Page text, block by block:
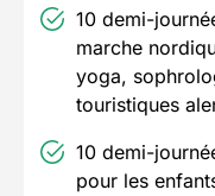
10 demi-
marche
yoga,
touristiques
10 demi-
pour les